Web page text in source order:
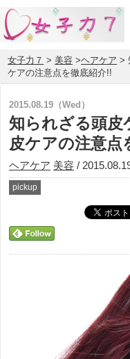
女子力７ >美容 >ヘアケア >
ケアの注意点を徹底紹介!!
2015.08.19（Wed）
知られざる頭皮
皮ケアの注意点
ヘアケア 美容 /
pickup